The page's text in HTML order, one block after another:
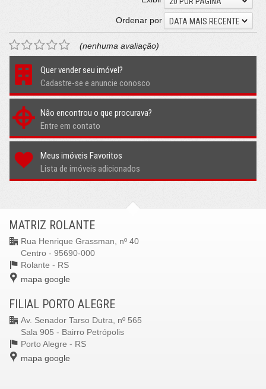
Ordenar por
DATA MAIS RECENTE
(nenhuma avaliação)
Quer vender seu imóvel?
Cadastre-se e anuncie conosco
Não encontrou o que procurava?
Entre em contato
Meus imóveis Favoritos
Lista de imóveis adicionados
MATRIZ ROLANTE
Rua Henrique Grassman, nº 40
Centro - 95690-000
Rolante - RS
mapa google
FILIAL PORTO ALEGRE
Av. Senador Tarso Dutra, nº 565
Sala 905 - Bairro Petrópolis
Porto Alegre - RS
mapa google